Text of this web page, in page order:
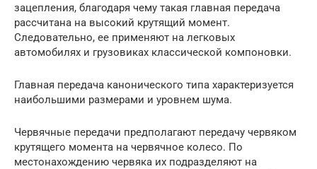
зацепления, благодаря чему такая главная передача
рассчитана на высокий крутящий момент.
Следовательно, ее применяют на легковых
автомобилях и грузовиках классической компоновки.
Главная передача канонического типа характеризуется
наибольшими размерами и уровнем шума.
Червячные передачи предполагают передачу червяком
крутящего момента на червячное колесо. По
местонахождению червяка их подразделяют на